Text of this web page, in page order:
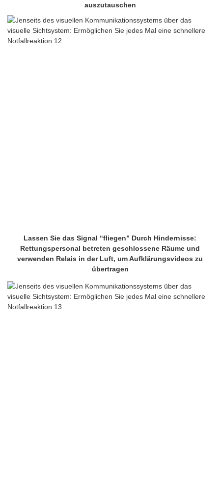
auszutauschen
Lassen Sie das Signal “fliegen” Durch Hindernisse:
Rettungspersonal betreten geschlossene Räume und
verwenden Relais in der Luft, um Aufklärungsvideos zu
übertragen